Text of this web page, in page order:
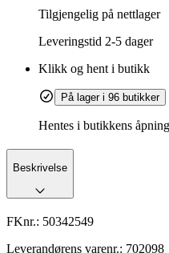
Tilgjengelig på nettlager
Leveringstid 2-5 dager
Klikk og hent i butikk
På lager i 96 butikker
Hentes i butikkens
Beskrivelse
FKnr.: 50342549
Leverandørens varenr.: 702098